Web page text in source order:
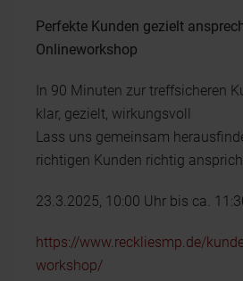
Perfekte Kunden gezielt
Onlineworkshop
In 90 Minuten zur treffsicheren
klar, gezielt, wirkungsvoll
Lass uns gemeinsam
richtigen Kunden richtig
23.3.2025, 10:00 Uhr bis ca.
https://www.reckliesmp.de/
workshop/